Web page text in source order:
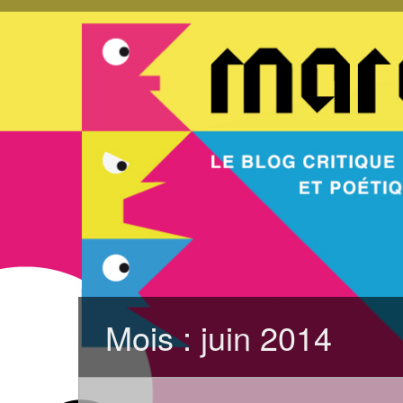
Mois : juin 2014